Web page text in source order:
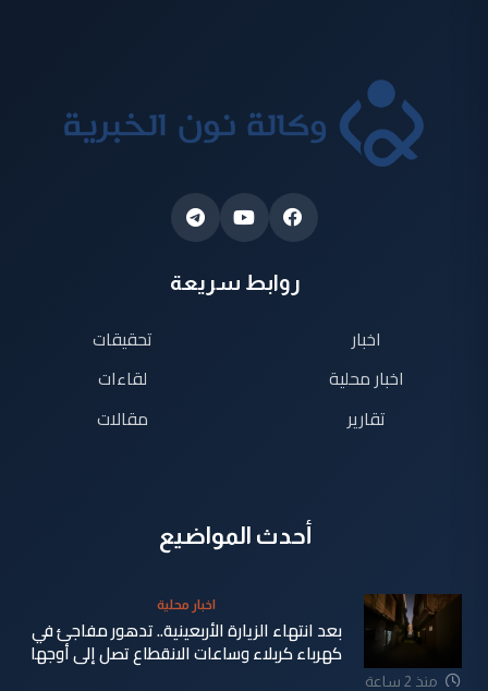
روابط سريعة
اخبار
اخبار محلية
تقارير
تحقيقات
لقاءات
مقالات
أحدث المواضيع
منذ 2 ساعة
اخبار محلية
بعد انتهاء الزيارة الأربعينية.. تدهور مفاجئ في
كهرباء كربلاء وساعات الانقطاع تصل إلى أوجها